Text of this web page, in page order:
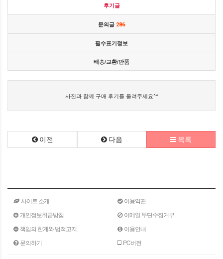
후기글
문의글 286
필수표기정보
배송/교환/반품
사진과 함께 구매 후기를 올려주세요^^
이전 다음 목록
사이트 소개
이용약관
개인정보취급방침
이메일 무단수집거부
책임의 한계와 법적고지
이용안내
문의하기
PC버전